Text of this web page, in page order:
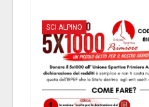
SCI ALPINO